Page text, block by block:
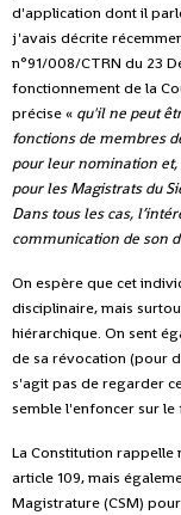
d'application dont il
j'avais décrite
n°91/008/CTRN du 23
fonctionnement de la
précise « qu'il ne peut
fonctions de membres
pour leur nomination et,
pour les Magistrats du
Dans tous les cas,
communication de son
On espère que cet
disciplinaire, mais
hiérarchique. On sent
de sa révocation (pour
s'agit pas de regarder
semble l'enfoncer sur le
La Constitution rappelle
article 109, mais
Magistrature (CSM)